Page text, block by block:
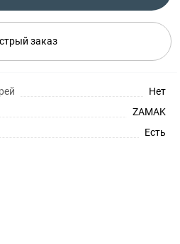
заказ
Нет
ZAMAK
Есть